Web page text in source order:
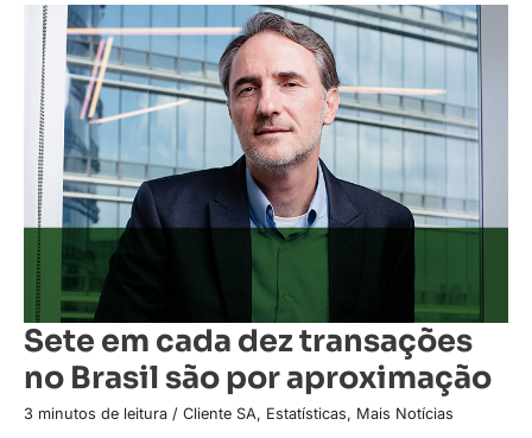
Sete em cada dez transações
no Brasil são por aproximação
3 minutos de leitura / Cliente SA, Estatísticas, Mais Notícias
Sete
em
cada
dez
transações
no
Brasil
são
por
aproximação